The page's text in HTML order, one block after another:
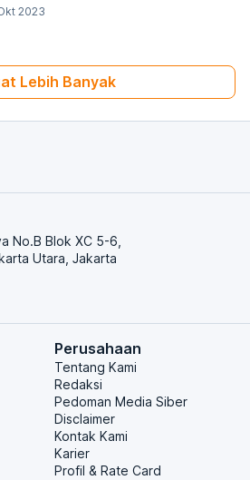
2023
Lebih Banyak
No.B Blok XC 5-6,
Utara, Jakarta
Perusahaan
Tentang Kami
Redaksi
Pedoman Media Siber
Disclaimer
Kontak Kami
Karier
Profil & Rate Card